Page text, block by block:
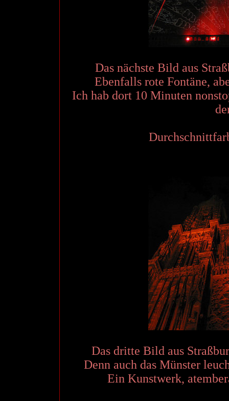
Das nächste Bild aus
Ebenfalls rote Fontäne,
Ich hab dort 10 Minuten
Das dritte Bild aus
Denn auch das Münster
Ein Kunstwerk,